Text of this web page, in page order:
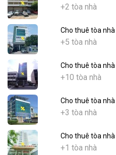
+2 tòa nhà
Cho thuê tòa
+5 tòa nhà
Cho thuê tòa
+10 tòa nhà
Cho thuê tòa
+3 tòa nhà
Cho thuê tòa
+1 tòa nhà